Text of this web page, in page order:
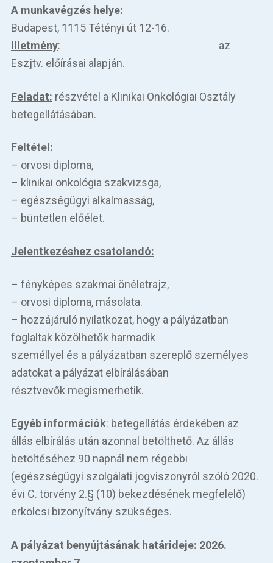
A munkavégzés helye:
Budapest, 1115 Tétényi út 12-16.
Illetmény: az
Eszjtv. előírásai alapján.
Feladat: részvétel a Klinikai Onkológiai Osztály
betegellátásában.
Feltétel:
– orvosi diploma,
– klinikai onkológia szakvizsga,
– egészségügyi alkalmasság,
– büntetlen előélet.
Jelentkezéshez csatolandó:
– fényképes szakmai önéletrajz,
– orvosi diploma, másolata.
– hozzájáruló nyilatkozat, hogy a pályázatban
foglaltak közölhetők harmadik
személlyel és a pályázatban szereplő személyes
adatokat a pályázat elbírálásában
résztvevők megismerhetik.
Egyéb információk: betegellátás érdekében az
állás elbírálás után azonnal betölthető. Az állás
betöltéséhez 90 napnál nem régebbi
(egészségügyi szolgálati jogviszonyról szóló 2020.
évi C. törvény 2.§ (10) bekezdésének megfelelő)
erkölcsi bizonyítvány szükséges.
A pályázat benyújtásának határideje: 2026.